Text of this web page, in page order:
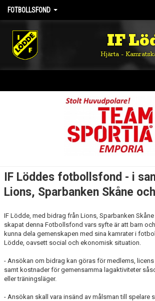
FOTBOLLSFOND
IF
Hjärta -
ANSÖKAN OM MEDEL FRÅN FOTBOLLSFONDEN
IF Löddes fotbollsfond - i
Lions, Sparbanken Skåne
IF Lödde, med bidrag från Lions, Sparbanken
skapat denna Fotbollsfond vars syfte är att barn
kunna dela gemenskapen med sina kamrater i
Lödde, oavsett social och ekonomisk situation.
- Ansökan om bidrag kan göras för medlems,
samt kostnader för gemensamma lagaktiviteter
eller träningsläger.
- Ansökan skall vara insänd av målsman till spelare